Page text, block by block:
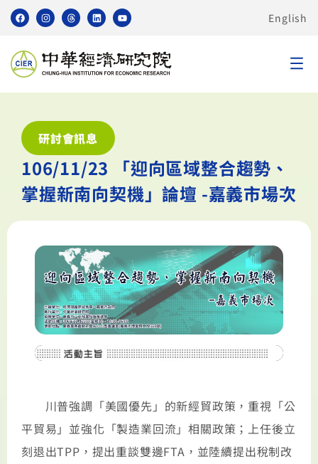
English
研討會訊息
106/11/23 「迎向區域整合趨勢、
掌握新南向契機」論壇 -嘉義市場次
川普強調「美國優先」的新經貿政策，重視「公
平貿易」並強化「製造業回流」相關政策；上任後立
刻退出TPP，提出重談雙邊FTA，並陸續提出稅制改